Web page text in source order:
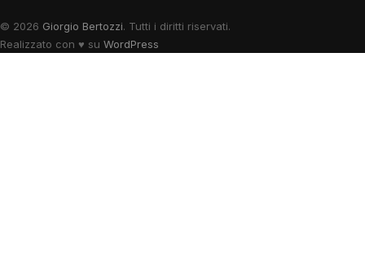
© 2026 Giorgio Bertozzi. Tutti i diritti riservati.
Realizzato con ♥ su WordPress